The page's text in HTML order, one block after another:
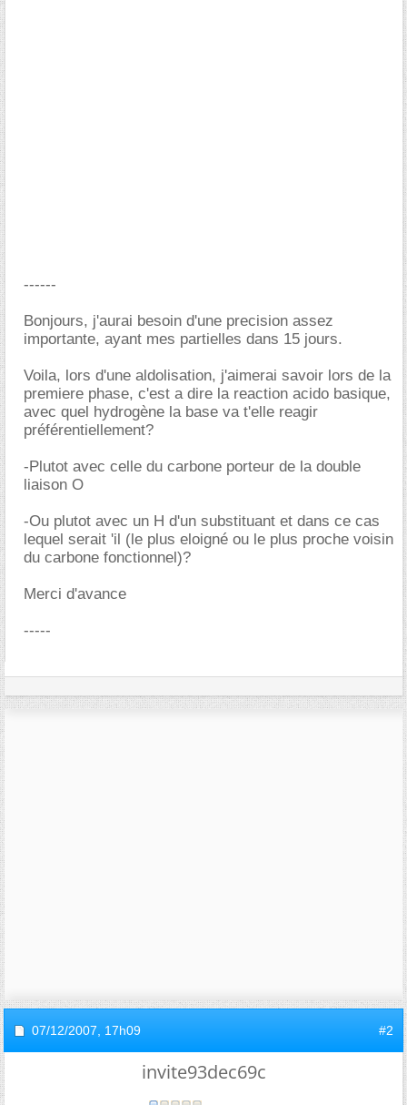
------
Bonjours, j'aurai besoin d'une precision assez
importante, ayant mes partielles dans 15 jours.
Voila, lors d'une aldolisation, j'aimerai savoir lors de la
premiere phase, c'est a dire la reaction acido basique,
avec quel hydrogène la base va t'elle reagir
préférentiellement?
-Plutot avec celle du carbone porteur de la double
liaison O
-Ou plutot avec un H d'un substituant et dans ce cas
lequel serait 'il (le plus eloigné ou le plus proche voisin
du carbone fonctionnel)?
Merci d'avance
-----
07/12/2007, 17h09 #2
invite93dec69c